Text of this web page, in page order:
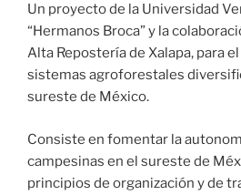
Un proyecto de la Universidad
“Hermanos Broca” y la
Alta Repostería de Xalapa, para
sistemas agroforestales
sureste de México.
Consiste en fomentar la
campesinas en el sureste de
principios de organización y de